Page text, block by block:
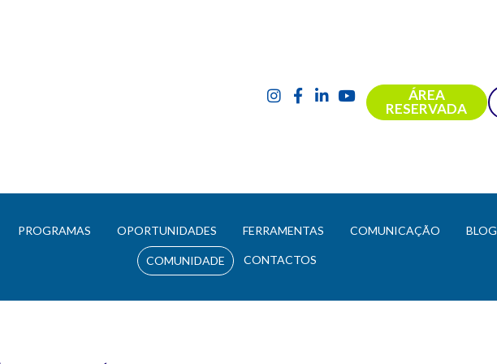
ÁREA
RESERVADA
PROGRAMAS OPORTUNIDADES FERRAMENTAS COMUNICAÇÃO BLOG
COMUNIDADE CONTACTOS